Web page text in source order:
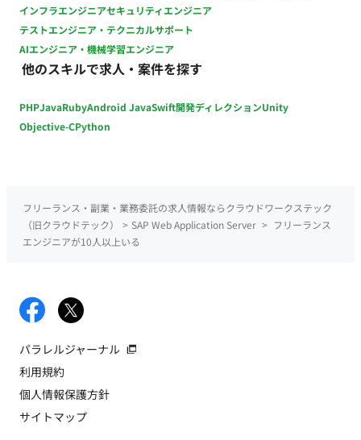
インフラエンジニアセキュリティエンジニア
テストエンジニア・テクニカルサポート
AIエンジニア・機械学習エンジニア
他のスキルで求人・案件を探す
PHPJavaRubyAndroid JavaSwift開発ディレクションUnity
Objective-CPython
フリーランス・副業・業務委託の求人情報ならクラウドワークステック
（旧クラウドテック）
> SAP Web Application Server > フリーランス
エンジニアが10人以上いる
パラレルジャーナル
利用規約
個人情報保護方針
サイトマップ